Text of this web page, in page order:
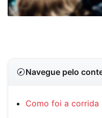
Navegue pelo
Como foi a corrida